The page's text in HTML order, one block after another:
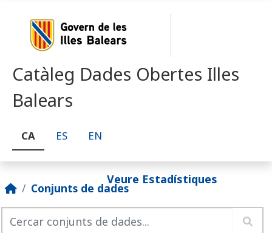
Catàleg Dades Obertes Illes
Balears
CA ES EN
Veure Estadístiques
Conjunts de dades